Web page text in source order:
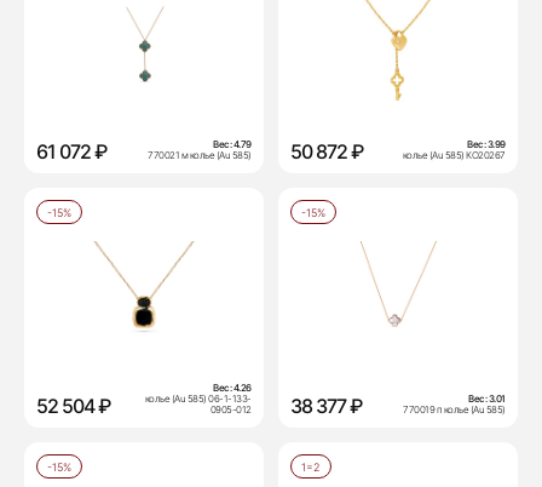
61 072 ₽ Вес:4.79
770021 м колье (Au 585)
50 872 ₽ Вес:3.99
колье (Au 585) КО20267
-15%
52 504 ₽
Вес:4.26
колье (Au 585) 06-1-133-
0905-012
-15%
38 377 ₽ Вес:3.01
770019 п колье (Au 585)
-15% 1=2